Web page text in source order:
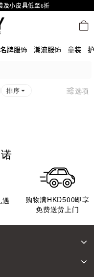
及小皮具低至6折
版限时原价低至75折!
饰低至6折，立即入手!
、CHANEL及LV专区！
运费！
名牌服饰 潮流服饰 童装
排序 选项
购物满HKD500即享
免费送货上门